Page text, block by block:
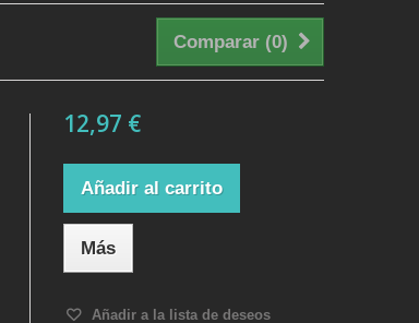
Comparar (0)
12,97 €
Añadir al carrito
Más
Añadir a la lista de deseos